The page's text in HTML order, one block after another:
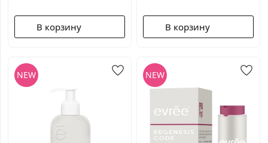
В корзину В корзину